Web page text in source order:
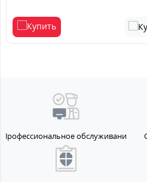
Профессиональное обслуживание